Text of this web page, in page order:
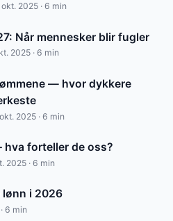
2025 · 6 min
Når mennesker blir fugler
2025 · 6 min
— hvor dykkere
2025 · 6 min
forteller de oss?
2025 · 6 min
lønn i 2026
6 min